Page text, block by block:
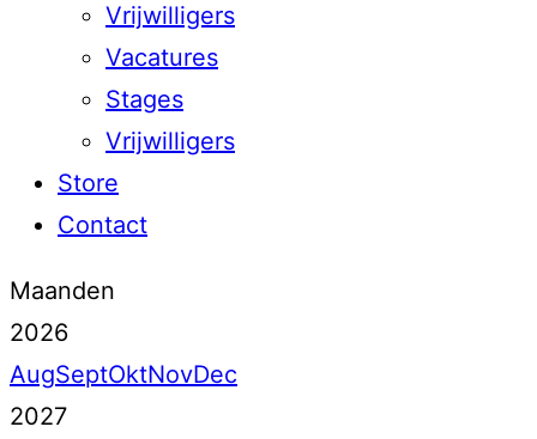
Vrijwilligers
Vacatures
Stages
Vrijwilligers
Store
Contact
Maanden
2026
AugSeptOktNovDec
2027